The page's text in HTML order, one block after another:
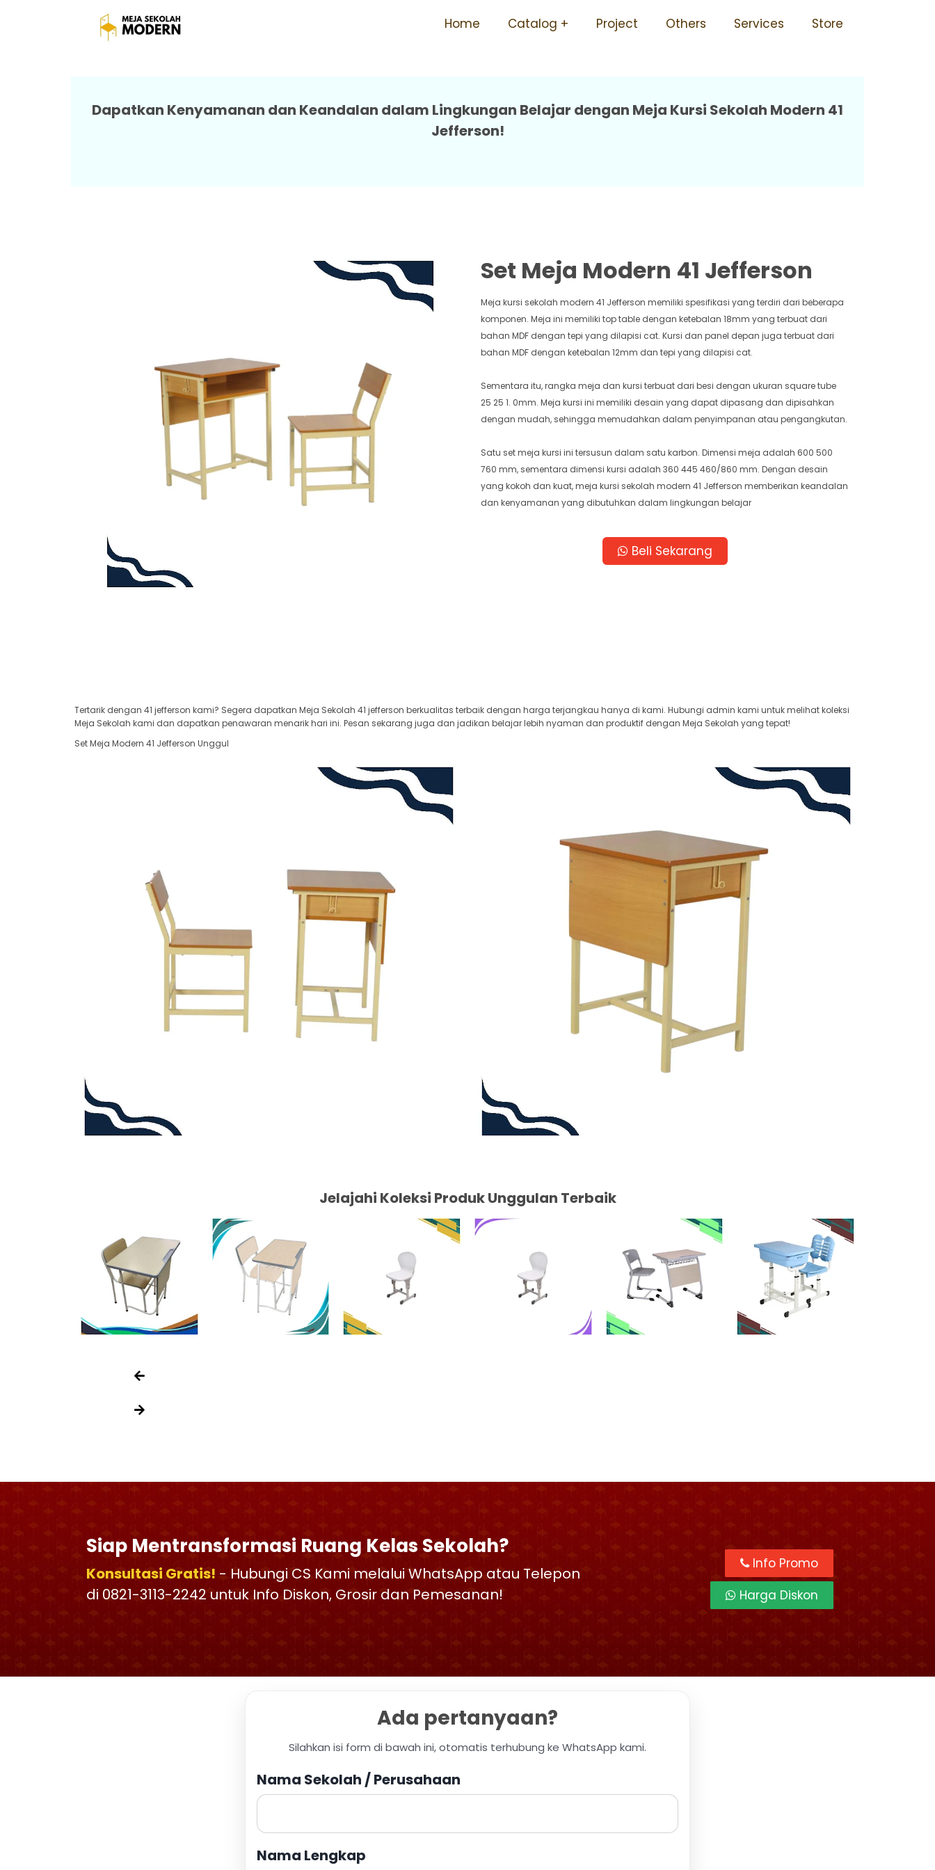
Home Catalog Project Others Services Store
Meja Sekolah Sd Harga Tersedia Ukuran Smp Sma Tahan Karat 41 Jefferson
Dapatkan Kenyamanan dan Keandalan dalam Lingkungan Belajar dengan Meja Kursi Sekolah Modern 41
Jefferson!
Set Meja Modern 41 Jefferson
Meja kursi sekolah modern 41 Jefferson memiliki spesifikasi yang terdiri dari beberapa
komponen. Meja ini memiliki top table dengan ketebalan 18mm yang terbuat dari
bahan MDF dengan tepi yang dilapisi cat. Kursi dan panel depan juga terbuat dari
bahan MDF dengan ketebalan 12mm dan tepi yang dilapisi cat.
Sementara itu, rangka meja dan kursi terbuat dari besi dengan ukuran square tube
25 25 1. 0mm. Meja kursi ini memiliki desain yang dapat dipasang dan dipisahkan
dengan mudah, sehingga memudahkan dalam penyimpanan atau pengangkutan.
Satu set meja kursi ini tersusun dalam satu karbon. Dimensi meja adalah 600 500
760 mm, sementara dimensi kursi adalah 360 445 460/860 mm. Dengan desain
yang kokoh dan kuat, meja kursi sekolah modern 41 Jefferson memberikan keandalan
dan kenyamanan yang dibutuhkan dalam lingkungan belajar
Beli Sekarang
Tertarik dengan 41 jefferson kami? Segera dapatkan Meja Sekolah 41 jefferson berkualitas terbaik dengan harga terjangkau hanya di kami. Hubungi admin kami untuk melihat koleksi
Meja Sekolah kami dan dapatkan penawaran menarik hari ini. Pesan sekarang juga dan jadikan belajar lebih nyaman dan produktif dengan Meja Sekolah yang tepat!
Set Meja Modern 41 Jefferson Unggul
Jelajahi Koleksi Produk Unggulan Terbaik
Siap Mentransformasi Ruang Kelas Sekolah?
Konsultasi Gratis! - Hubungi CS Kami melalui WhatsApp atau Telepon
di 0821-3113-2242 untuk Info Diskon, Grosir dan Pemesanan!
Info Promo
Harga Diskon
Ada pertanyaan?
Silahkan isi form di bawah ini, otomatis terhubung ke WhatsApp kami.
Nama Sekolah / Perusahaan
Nama Lengkap